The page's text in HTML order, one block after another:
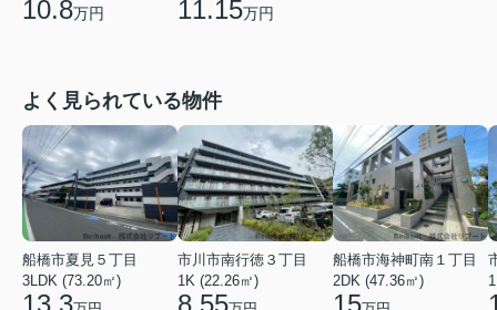
10.8万円 11.15万円
よく見られている物件
船橋市夏見５丁目
3LDK (73.20㎡)
市川市南行徳３丁目
1K (22.26㎡)
船橋市海神町南１丁目
2DK (47.36㎡)